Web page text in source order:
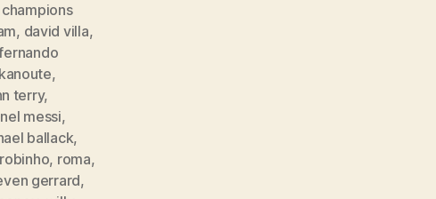
champions
, david villa,
,
terry,
messi,
ballack,
robinho, roma,
gerrard,